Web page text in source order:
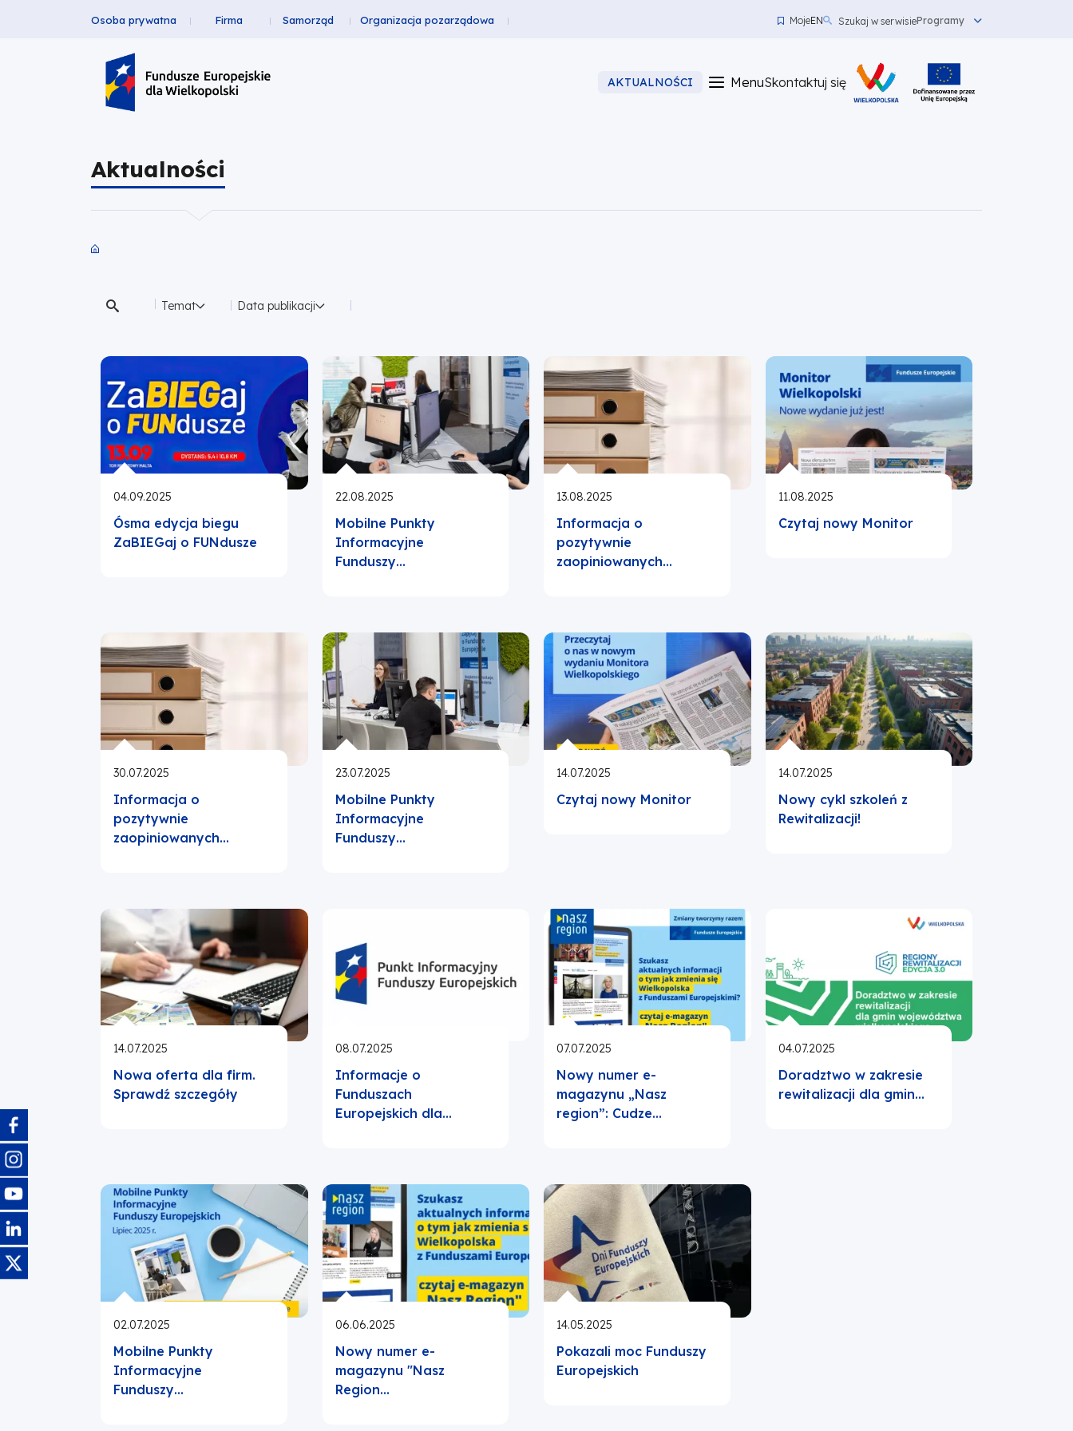
Aktualności
Fundusze
Header
Top
Osoba prywatna Firma Samorząd Organizacja pozarządowa MojeEN
top
left
Szukaj w serwisieProgramy
AKTUALNOŚCI Menu
Skontaktuj
Skontaktuj się
Aktualności
Temat Data publikacji
04.09.2025
Ósma edycja biegu
ZaBIEGaj o FUNdusze
22.08.2025
Mobilne Punkty
Informacyjne
Funduszy…
13.08.2025
Informacja o
pozytywnie
zaopiniowanych…
11.08.2025
Czytaj nowy Monitor
30.07.2025
Informacja o
pozytywnie
zaopiniowanych…
23.07.2025
Mobilne Punkty
Informacyjne
Funduszy…
14.07.2025
Czytaj nowy Monitor
14.07.2025
Nowy cykl szkoleń z
Rewitalizacji!
14.07.2025
Nowa oferta dla firm.
Sprawdź szczegóły
08.07.2025
Informacje o
Funduszach
Europejskich dla…
07.07.2025
Nowy numer e-
magazynu „Nasz
region”: Cudze…
04.07.2025
Doradztwo w zakresie
rewitalizacji dla gmin…
02.07.2025
Mobilne Punkty
Informacyjne
Funduszy…
06.06.2025
Nowy numer e-
magazynu "Nasz
Region…
14.05.2025
Pokazali moc Funduszy
Europejskich
Obraz
Obraz
Obraz
Obraz
Obraz